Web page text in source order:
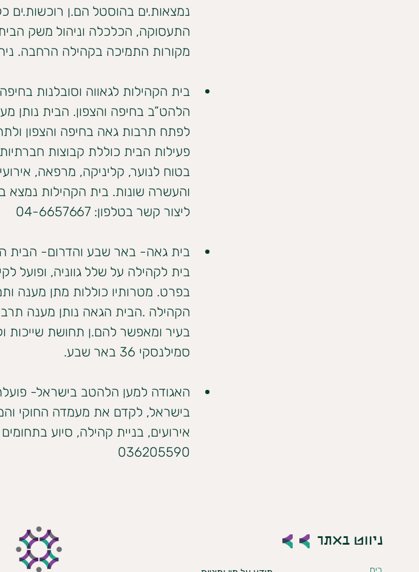
נמצאות.ים בהוסטל הם.ן רוכשות.ים
התעסוקה, הכלכלה וניהול משק
מקורות התמיכה בקהילה הרחבה. ניתן
בית הקהילות לגאווה וסובלנות
הלהט”ב בחיפה והצפון. הבית נותן
לפתח תרבות גאה בחיפה והצפון
פעילות הבית כוללת קבוצות
בטוח לנוער, קליניקה, מרפאה,
ליצור קשר בטלפון: 04-6657667
בית גאה- באר שבע והדרום- הבית
בית לקהילה על שלל גווניה, ופועל
בפרט. מטרותיו כוללות מתן מענה
הקהילה .הבית הגאה נותן מענה
בעיר ומאפשר להם.ן תחושת
סמילנסקי 36 באר שבע.
האגודה למען הלהטב בישראל-
בישראל, לקדם את מעמדה החוקי
אירועים, בניית קהילה, סיוע
036205590
ניווט באתר